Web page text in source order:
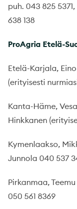
puh. 043 825
638 138
ProAgria Etelä-
Etelä-Karjala,
(erityisesti
Kanta-Häme,
Hinkkanen
Kymenlaakso,
Junnola 040 537
Pirkanmaa,
050 561 8369